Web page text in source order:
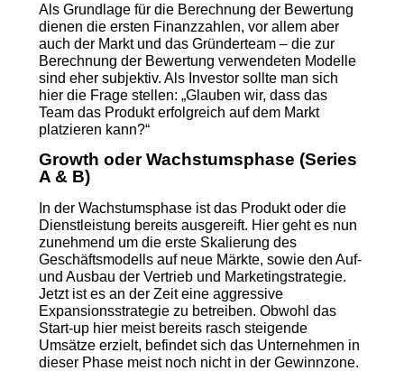
Als Grundlage für die Berechnung der Bewertung
dienen die ersten Finanzzahlen, vor allem aber
auch der Markt und das Gründerteam – die zur
Berechnung der Bewertung verwendeten Modelle
sind eher subjektiv. Als Investor sollte man sich
hier die Frage stellen: „Glauben wir, dass das
Team das Produkt erfolgreich auf dem Markt
platzieren kann?“
Growth oder Wachstumsphase (Series
A & B)
In der Wachstumsphase ist das Produkt oder die
Dienstleistung bereits ausgereift. Hier geht es nun
zunehmend um die erste Skalierung des
Geschäftsmodells auf neue Märkte, sowie den Auf-
und Ausbau der Vertrieb und Marketingstrategie.
Jetzt ist es an der Zeit eine aggressive
Expansionsstrategie zu betreiben. Obwohl das
Start-up hier meist bereits rasch steigende
Umsätze erzielt, befindet sich das Unternehmen in
dieser Phase meist noch nicht in der Gewinnzone.